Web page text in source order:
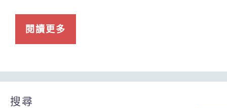
閱讀更多
搜尋